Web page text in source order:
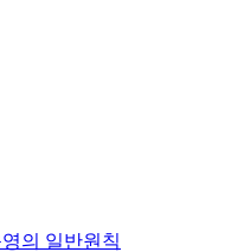
의 일반원칙